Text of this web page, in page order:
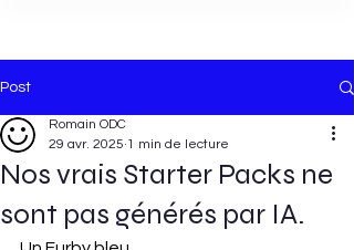
Post
Nos vrais Starter Packs ne
sont pas générés par IA.
Romain ODC
29 avr. 2025 1 min de lecture